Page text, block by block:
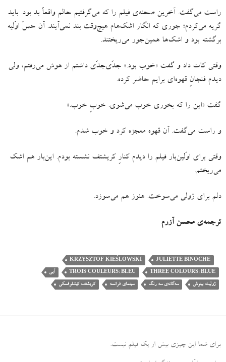
راست می‌گفت. آخرین صحنه‌ی فیلم را که می‌گرفتیم حالم واقعاً بد بود. باید
گریه می‌کردم؛ جوری که انگار اشک‌هام هیچ‌وقت بند نمی‌آیند. آن حسّ اوّلیه
برگشته بود و اشک‌ها همین‌جور می‌ریختند.
وقتی کات داد و گفت «خوب بود.» جدّی‌جدّی داشتم از هوش می‌رفتم، ولی
دیدم فنجانِ قهوه‌ای برایم حاضر کرده.
گفت «این را که بخوری خوب می‌شوی. خوبِ خوب.»
و راست می‌گفت. آن قهوه معجزه کرد و خوب شدم.
وقتی برای اوّلین‌بار فیلم را دیدم کنارِ کریشتف نشسته بودم. این‌بار هم اشک
می‌ریختم.
دلم برای ژولی می‌سوخت. هنوز هم می‌سوزد.
ترجمه‌ی محسن آزرم
JULIETTE BINOCHE
KRZYSZTOF KIEŚLOWSKI
THREE COLOURS: BLUE
TROIS COULEURS: BLEU آبی
ژولیت بینوش سه‌گانه‌ی سه رنگ سینمای فرانسه کریشتف کیشلوفسکی
برای شما این چیزی بیش از یک فیلم نیست.